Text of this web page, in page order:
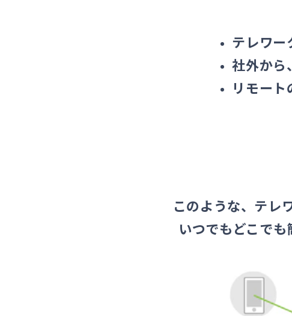
テレワー
社外から
リモー
このような、テレ
いつでもどこで